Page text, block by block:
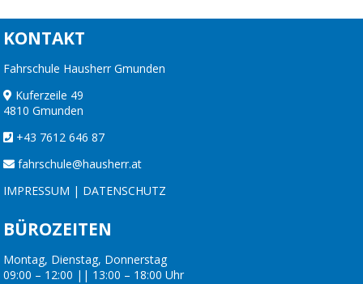
KONTAKT
Fahrschule Hausherr Gmunden
Kuferzeile 49
4810 Gmunden
+43 7612 646 87
fahrschule@hausherr.at
IMPRESSUM | DATENSCHUTZ
BÜROZEITEN
Montag, Dienstag, Donnerstag
09:00 – 12:00 || 13:00 – 18:00 Uhr